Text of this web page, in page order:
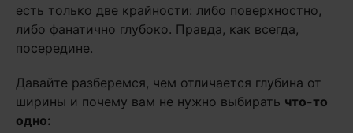
есть только две крайности: либо поверхностно,
либо фанатично глубоко. Правда, как всегда,
посередине.
Давайте разберемся, чем отличается глубина от
ширины и почему вам не нужно выбирать что-то
одно: